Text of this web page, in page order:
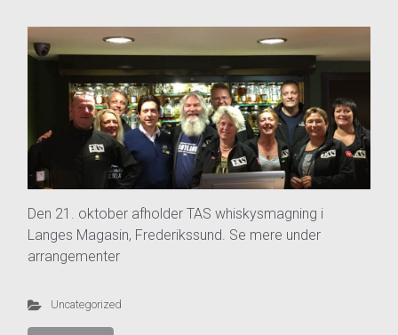
Den 21. oktober afholder TAS whiskysmagning i
Langes Magasin, Frederikssund. Se mere under
arrangementer
Uncategorized